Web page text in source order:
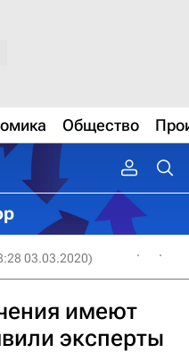
Общество
03.03.2020)
имеют
эксперты